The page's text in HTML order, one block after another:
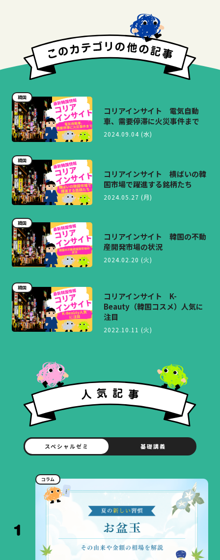
韓国
コリアインサイト 電気自動
車、需要停滞に火災事件まで
2024.09.04 (水)
韓国
コリアインサイト 横ばいの韓
国市場で躍進する銘柄たち
2024.05.27 (月)
韓国
コリアインサイト 韓国の不動
産開発市場の状況
2024.02.20 (火)
韓国
コリアインサイト K-
Beauty（韓国コスメ）人気に
注目
2022.10.11 (火)
スペシャルゼミ 基礎講義
コラム